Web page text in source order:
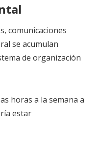
comunicaciones
se acumulan
de organización
horas a la semana a
estar